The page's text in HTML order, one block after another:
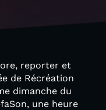
reporter et
de Récréation
dimanche du
une heure